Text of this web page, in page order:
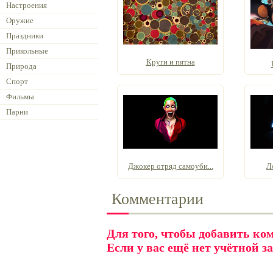
Настроения
Оружие
Праздники
Прикольные
Природа
Спорт
Фильмы
Парни
Круги и пятна
Джокер отряд самоуби...
Комментарии
Для того, чтобы добавить
Если у вас ещё нет учётной